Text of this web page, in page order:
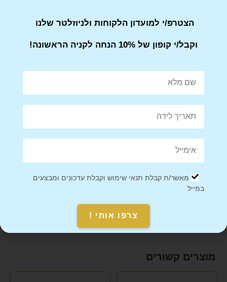
אנחנו כאן בשבילך! אם יש לך שאלות או בעיות עם ההזמנה, אל
: ייתכן שזמני המשלוח יתארכו בתקופות חגים או אירועים
Tweet This Product
Share on Facebook
מוצרים קשורים
הצטרפ/י למועדון הלקוחות ולניוזלטר שלנו
וקבל/י קופון של 10% הנחה לקניה הראשונה!
מאשר/ת קבלת תנאי שימוש וקבלת עדכונים ומבצעים
במייל
צרפו אותי !